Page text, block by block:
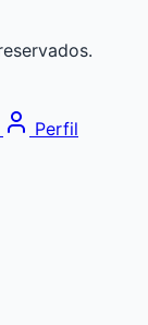
Perfil